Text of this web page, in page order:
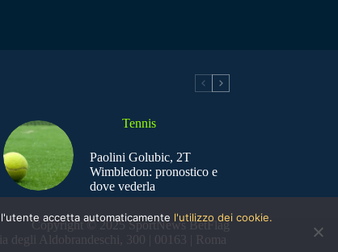
Tennis
Paolini Golubic, 2T
Wimbledon: pronostico e
dove vederla
Copyright © 2025 SportNews BetFlag
degli Aldobrandeschi, 300 | 00163 | Roma
accetta automaticamente l'utilizzo dei cookie.